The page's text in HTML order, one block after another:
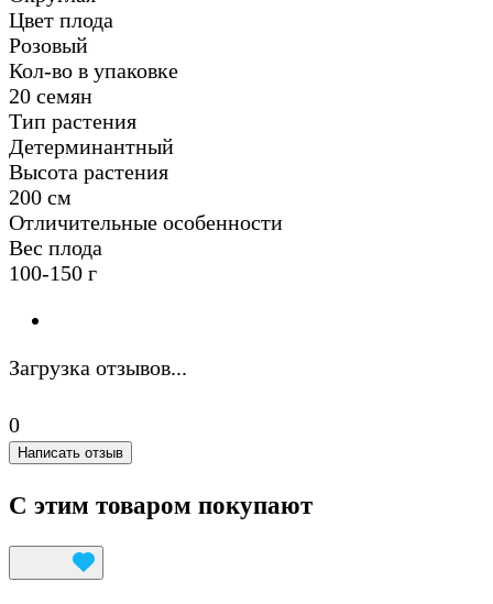
Цвет плода
Розовый
Кол-во в упаковке
20 семян
Тип растения
Детерминантный
Высота растения
200 см
Отличительные особенности
Вес плода
100-150 г
Загрузка отзывов...
0
Написать отзыв
С этим товаром покупают